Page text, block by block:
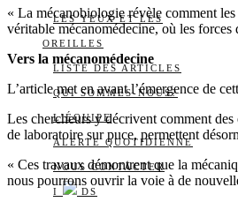
LES YEUX ET LES
OREILLES
LISTE DES ARTICLES
QUI SOMMES-NOUS?
L’ÉQUIPE
ALERTE QUOTIDIENNE
NOUS CONTACTER
I DS
« La mécanobiologie révèle comment
véritable mécanomédecine, où les
Vers la mécanomédecine
L’article met en avant l’émergence de
Les chercheurs y décrivent comment
de laboratoire sur puce, permettent
« Ces travaux démontrent que la
nous pourrons ouvrir la voie à de